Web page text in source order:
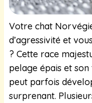
Votre chat
d’agressivité et
? Cette race
pelage épais et
peut parfois
surprenant.